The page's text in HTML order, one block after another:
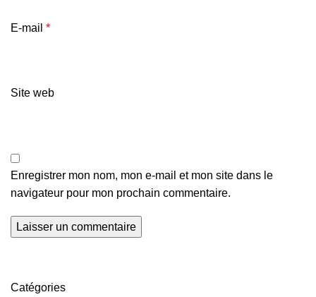
E-mail *
Site web
Enregistrer mon nom, mon e-mail et mon site dans le
navigateur pour mon prochain commentaire.
Catégories